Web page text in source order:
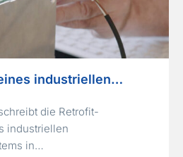
industriellen…
die Retrofit-
industriellen
in…